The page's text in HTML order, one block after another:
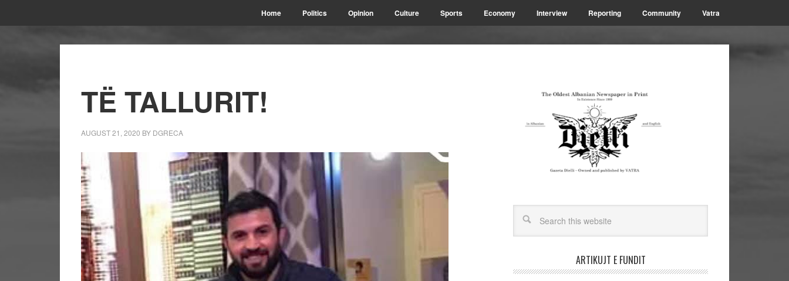
Home Politics Opinion Culture Sports Economy Interview Reporting Community Vatra
TË TALLURIT!
AUGUST 21, 2020 BY DGRECA
ARTIKUJT E FUNDIT